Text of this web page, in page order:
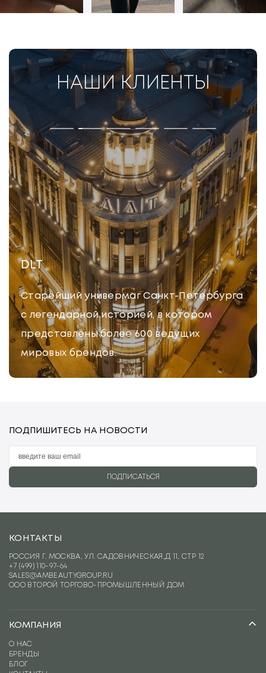
НАШИ КЛИЕНТЫ
DLT
Старейший универмаг Санкт-Петербурга
с легендарной историей, в котором
представлены более 600 ведущих
мировых брендов.
КОНТАКТЫ
РОССИЯ Г. МОСКВА, УЛ. САДОВНИЧЕСКАЯ,Д 11, СТР 12
+7 (499) 110-97-64
SALES@AMBEAUTYGROUP.RU
ООО ВТОРОЙ ТОРГОВО-ПРОМЫШЛЕННЫЙ ДОМ
КОМПАНИЯ
О НАС
БРЕНДЫ
БЛОГ
ПОДПИШИТЕСЬ НА НОВОСТИ
ПОДПИСАТЬСЯ